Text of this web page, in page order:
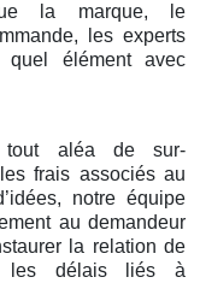
la marque, le
les experts
quel élément avec
tout aléa de sur-
frais associés au
notre équipe
au demandeur
la relation de
les délais liés à